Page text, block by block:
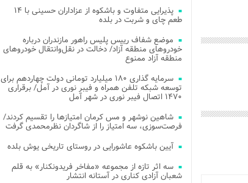
پذیرایی متفاوت و باشکوه از عزاداران حسینی با ۱۴
طعم چای و شربت در بلده
موضع شفاف رییس پلیس راهور مازندران درباره
خودروهای منطقه آزاد/ دخالت در نقل‌وانتقال خودروهای
منطقه آزاد ممنوع
سرمایه گذاری ۱۸۰ میلیارد تومانی دولت چهاردهم برای
توسعه شبکه تلفن همراه و فیبر نوری در آمل/ برقراری
۱۴۷۰ اتصال فیبر نوری در شهر آمل
شاهین نوشهر و مس کرمان امتیازها را تقسیم کردند/
فرصت‌سوزی، سه امتیاز را از شاگردان نظرمحمدی گرفت
آیین باشکوه عاشورایی در روستای تاریخی یوش بلده
سه اثر تازه از مجموعه «مفاخر فریدونکنار» به قلم
شعبان آزادی کناری در آستانه انتشار